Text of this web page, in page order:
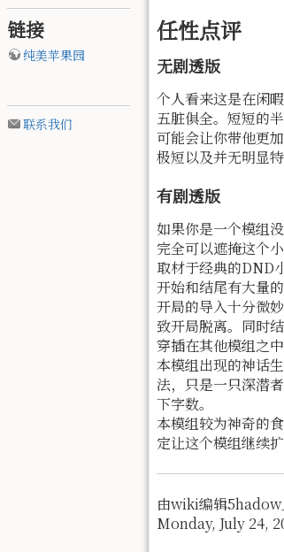
链接
纯美苹果园
联系我们
任性点评
无剧透版
个人看来这是在闲
五脏俱全。短短的
可能会让你带他更
极短以及并无明显
有剧透版
如果你是一个模组
完全可以遮掩这个小
取材于经典的DND
开始和结尾有大量
开局的导入十分微
致开局脱离。同时
穿插在其他模组之
本模组出现的神话
法，只是一只深潜
下字数。
本模组较为神奇的
定让这个模组继续
由wiki编辑5hadow
Monday, July 24,